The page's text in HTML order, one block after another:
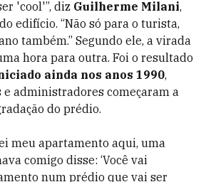
'cool'”, diz Guilherme Milani,
edifício. “Não só para o turista,
também.” Segundo ele, a virada
hora para outra. Foi o resultado
ainda nos anos 1990,
administradores começaram a
do prédio.
meu apartamento aqui, uma
comigo disse: ‘Você vai
num prédio que vai ser